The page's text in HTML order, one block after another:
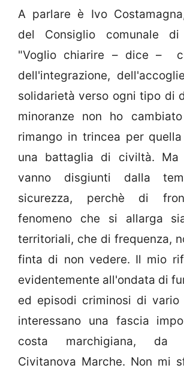
A parlare è Ivo
del Consiglio comunale di
"Voglio chiarire – dice –
dell'integrazione,
solidarietà verso ogni tipo di
minoranze non ho
rimango in trincea per
una battaglia di civiltà. Ma
vanno disgiunti dalla
sicurezza, perchè di
fenomeno che si allarga
territoriali, che di frequenza,
finta di non vedere. Il mio
evidentemente all'ondata di
ed episodi criminosi di vario
interessano una fascia
costa marchigiana, da
Civitanova Marche. Non mi